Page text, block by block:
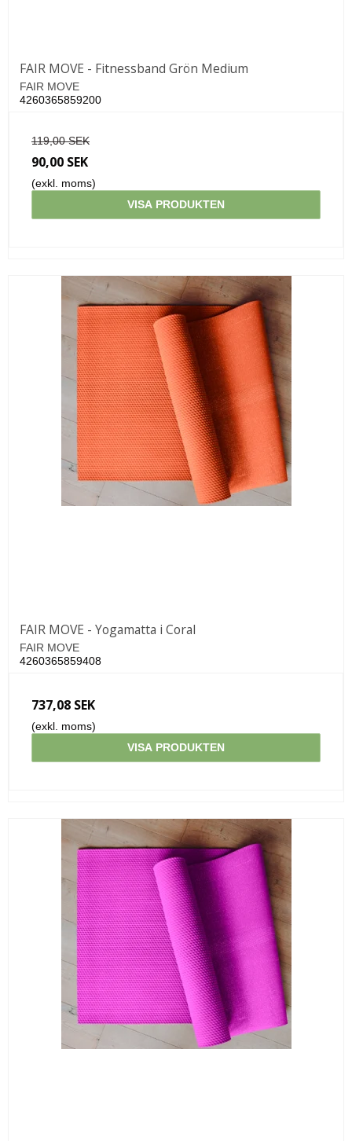
FAIR MOVE - Fitnessband Grön Medium
FAIR MOVE
4260365859200
119,00 SEK
90,00 SEK
(exkl. moms)
VISA PRODUKTEN
FAIR MOVE - Yogamatta i Coral
FAIR MOVE
4260365859408
737,08 SEK
(exkl. moms)
VISA PRODUKTEN